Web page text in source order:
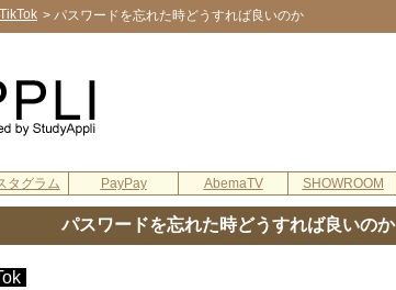
TikTok > パスワードを忘れた時どうすれば良いのか
タグラム PayPay AbemaTV SHOWROOM
パスワードを忘れた時どうすれば良いのか